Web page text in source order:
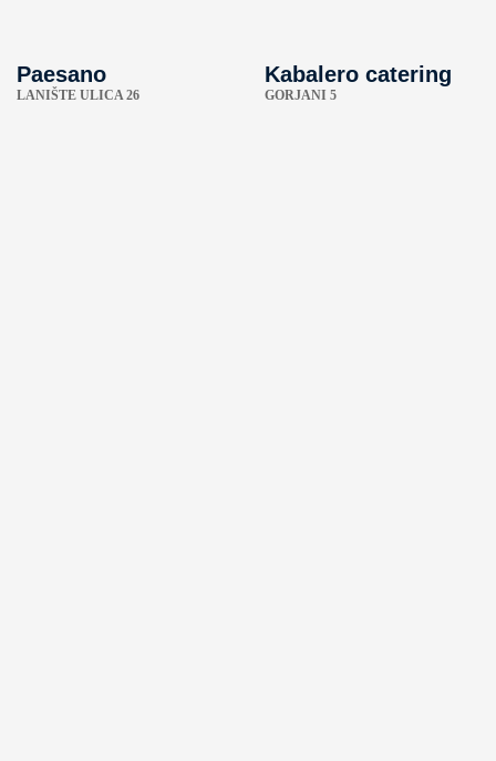
Paesano
LANIŠTE ULICA 26
Kabalero catering
GORJANI 5